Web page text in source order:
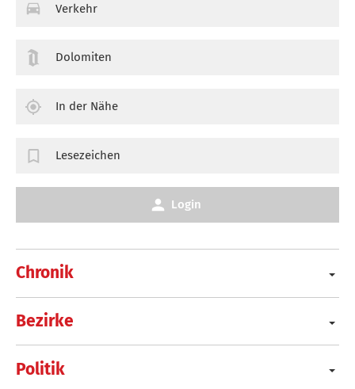
Chronik
Bezirke
Politik
Verkehr
Dolomiten
In der Nähe
Lesezeichen
Login